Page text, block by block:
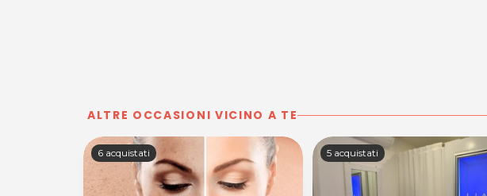
ALTRE OCCASIONI VICINO A TE
6 acquistati 5 acquistati